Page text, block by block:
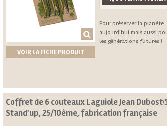
VOIR LA FICHE PRODUIT
Pour préserver la planète
aujourd'hui mais aussi
les générations futures !
Coffret de 6 couteaux Laguiole Jean
Stand'up, 25/10ème, fabrication française